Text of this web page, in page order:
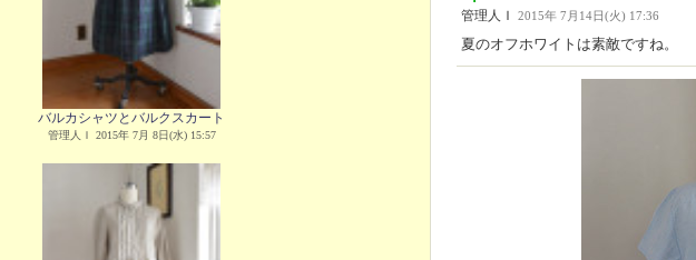
バルカシャツとバルクスカート
管理人Ｉ 2015年 7月 8日(水) 15:57
管理人Ｉ 2015年 7月14日(火) 17:36
夏のオフホワイトは素敵ですね。